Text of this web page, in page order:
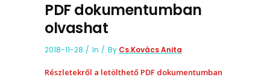
PDF dokumentumban
olvashat
2018-11-28 In By Cs.Kovács Anita
Részletekről a letölthető PDF dokumentumban